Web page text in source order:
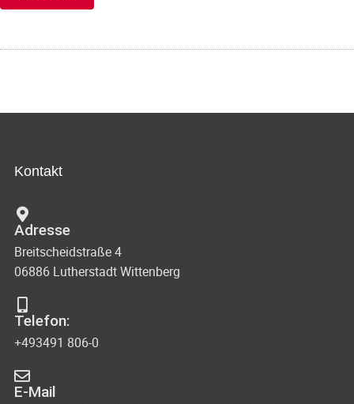
Kontakt
Adresse
Breitscheidstraße 4
06886 Lutherstadt Wittenberg
Telefon:
+493491 806-0
E-Mail